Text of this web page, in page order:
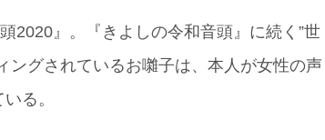
2020』。『きよしの令和音頭』に続く”世
ングされているお囃子は、本人が女性の声
る。